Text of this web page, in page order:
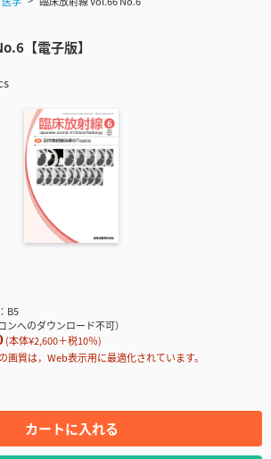
【電子版】
B5
ンへのダウンロード不可）
(本体¥2,600＋税10％)
画質は，Web表示用に最適化されています。
カートに入れる